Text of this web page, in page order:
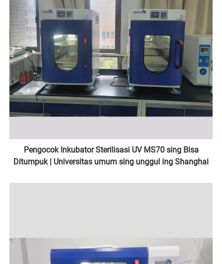
Pengocok Inkubator Sterilisasi UV MS70 sing Bisa
Ditumpuk | Universitas umum sing unggul ing Shanghai